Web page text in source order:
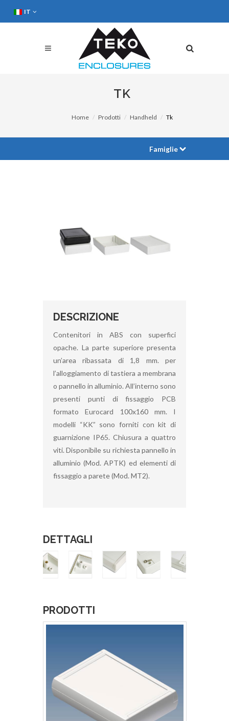
IT
TK
Home Prodotti Handheld Tk
Famiglie
DESCRIZIONE
Contenitori in ABS con superfici
opache. La parte superiore presenta
un’area ribassata di 1,8 mm. per
l’alloggiamento di tastiera a membrana
o pannello in alluminio. All’interno sono
presenti punti di fissaggio PCB
formato Eurocard 100x160 mm. I
modelli “KK” sono forniti con kit di
guarnizione IP65. Chiusura a quattro
viti. Disponibile su richiesta pannello in
alluminio (Mod. APTK) ed elementi di
fissaggio a parete (Mod. MT2).
DETTAGLI
PRODOTTI